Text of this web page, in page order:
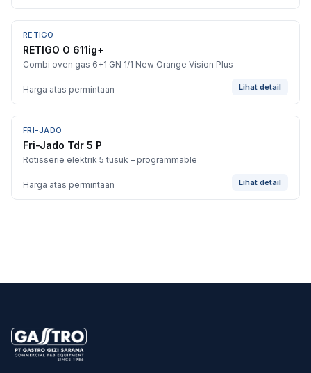
BARU
RETIGO
RETIGO O 611ig+
Combi oven gas 6+1 GN 1/1 New Orange Vision Plus
Harga atas permintaan Lihat detail
FRI-JADO
Fri-Jado Tdr 5 P
Rotisserie elektrik 5 tusuk – programmable
Harga atas permintaan Lihat detail